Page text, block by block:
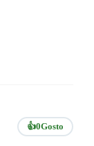
👍0Gosto